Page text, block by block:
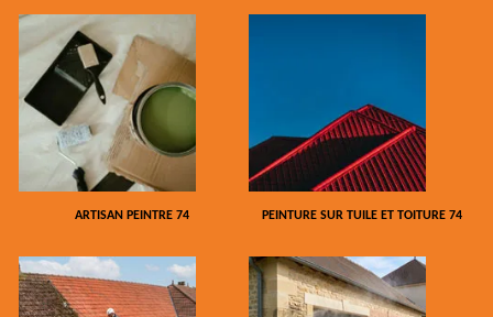
ARTISAN PEINTRE 74 PEINTURE SUR TUILE ET TOITURE 74